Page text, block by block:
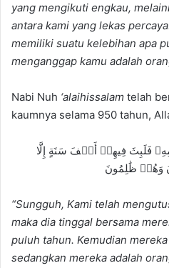
yang mengikuti engkau,
antara kami yang lekas
memiliki suatu kelebihan apa
menganggap kamu adalah
Nabi Nuh ‘alaihissalam telah
kaumnya selama 950 tahun,
فَلَبِثَ فِيهِمۡ أَلۡفَ سَنَةٍ إِلَّا
وَهُمۡ ظَٰلِمُونَ
“Sungguh, Kami telah
maka dia tinggal bersama
puluh tahun. Kemudian
sedangkan mereka adalah